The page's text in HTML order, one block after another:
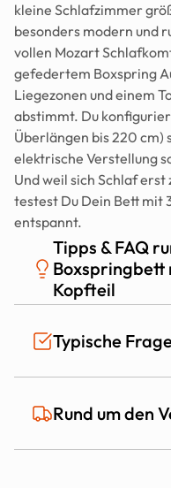
kleine Schlafzimmer
besonders modern und
vollen Mozart
gefedertem Boxspring
Liegezonen und einem
abstimmt. Du
Überlängen bis 220 cm)
elektrische Verstellung
Und weil sich Schlaf
testest Du Dein Bett mit
entspannt.
Tipps & FAQ
Kopfteil
Welche Stoffe
gut zu einem
Ein niedriges Kopfteil
und Farbe eher ruhig
Typische
Ist das Mozart
Rund um den